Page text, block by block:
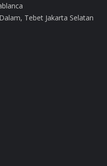
Tebet Jakarta Selatan